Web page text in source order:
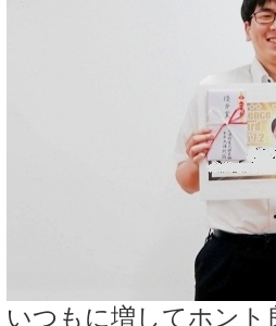
いつもに増してホン